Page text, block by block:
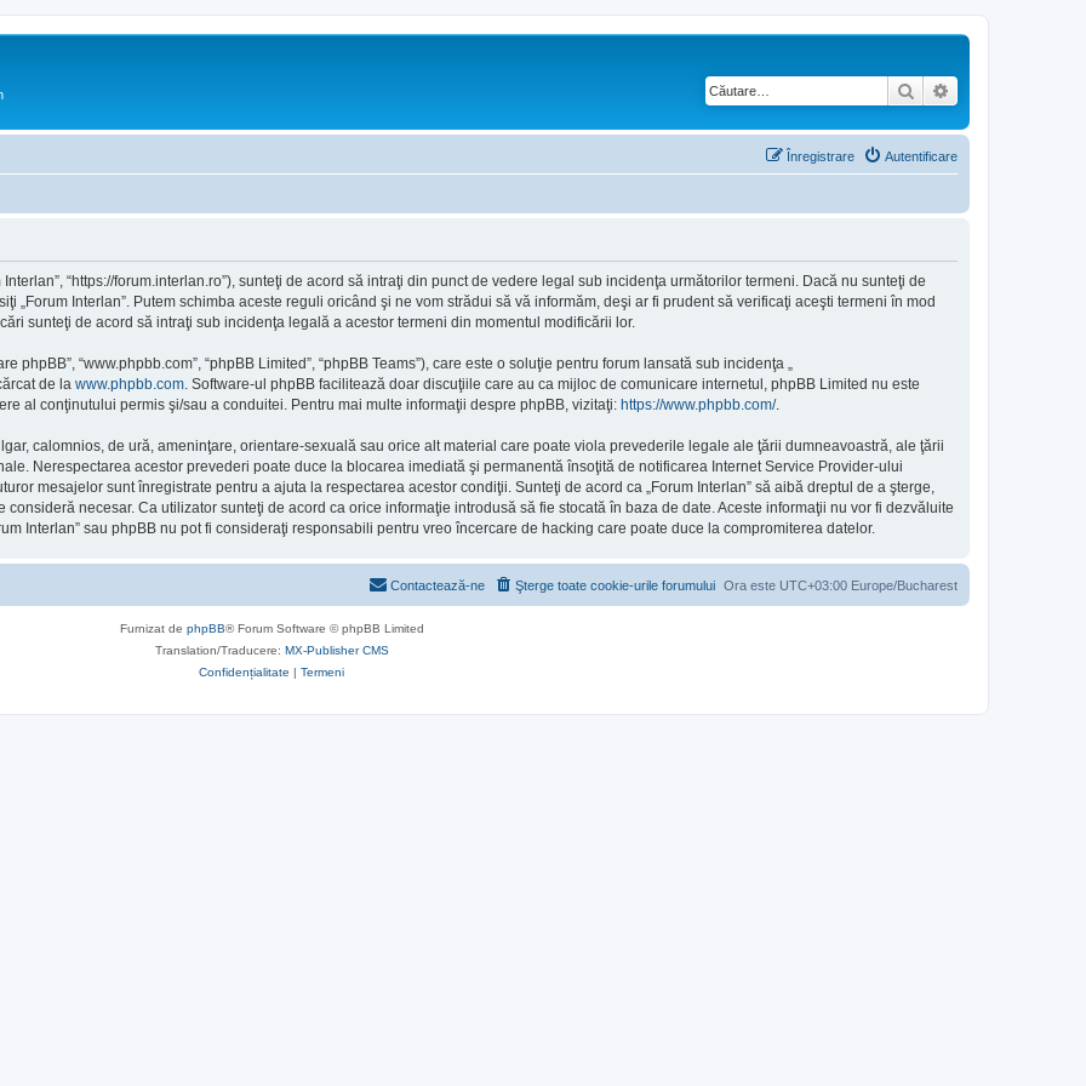
Căutare
Autentificare
Înregistrare
Interlan”, “https://forum.interlan.ro”), sunteţi de acord să intraţi din punct de vedere legal sub incidenţa următorilor termeni. Dacă nu sunteţi de
„Forum Interlan”. Putem schimba aceste reguli oricând şi ne vom strădui să vă informăm, deşi ar fi prudent să verificaţi aceşti termeni în mod
sunteţi de acord să intraţi sub incidenţa legală a acestor termeni din momentul modificării lor.
phpBB”, “www.phpbb.com”, “phpBB Limited”, “phpBB Teams”), care este o soluţie pentru forum lansată sub incidenţa „
de la www.phpbb.com . Software-ul phpBB facilitează doar discuţiile care au ca mijloc de comunicare internetul, phpBB Limited nu este
al conţinutului permis şi/sau a conduitei. Pentru mai multe informaţii despre phpBB, vizitaţi: https://www.phpbb.com/.
calomnios, de ură, ameninţare, orientare-sexuală sau orice alt material care poate viola prevederile legale ale ţării dumneavoastră, ale ţării
Nerespectarea acestor prevederi poate duce la blocarea imediată şi permanentă însoţită de notificarea Internet Service Provider-ului
mesajelor sunt înregistrate pentru a ajuta la respectarea acestor condiţii. Sunteţi de acord ca „Forum Interlan” să aibă dreptul de a şterge,
necesar. Ca utilizator sunteţi de acord ca orice informaţie introdusă să fie stocată în baza de date. Aceste informaţii nu vor fi dezvăluite
Interlan” sau phpBB nu pot fi consideraţi responsabili pentru vreo încercare de hacking care poate duce la compromiterea datelor.
Ora este UTC+03:00 Europe/Bucharest
Şterge toate cookie-urile forumului
Contactează-ne
Furnizat de phpBB® Forum Software © phpBB Limited
Translation/Traducere: MX-Publisher CMS
Confidențialitate | Termeni